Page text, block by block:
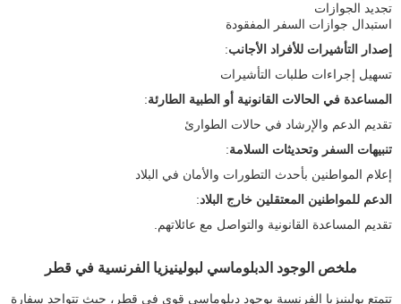
تجديد الجوازات
استبدال جوازات السفر المفقودة
إصدار التأشيرات للأفراد الأجانب:
تسهيل إجراءات طلبات التأشيرات
المساعدة في الحالات القانونية أو الطبية الطارئة:
تقديم الدعم والإرشاد في حالات الطوارئ
تنبيهات السفر وتحديثات السلامة:
إعلام المواطنين بأحدث التطورات والأمان في البلاد
الدعم للمواطنين المعتقلين خارج البلاد:
تقديم المساعدة القانونية والتواصل مع عائلاتهم.
ملخص الوجود الدبلوماسي لبولينيزيا الفرنسية في قطر
تتمتع بولينيزيا الفرنسية بوجود دبلوماسي قوي في قطر، حيث تتواجد سفارة